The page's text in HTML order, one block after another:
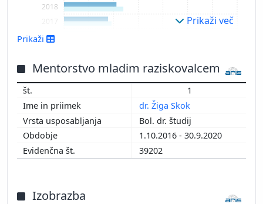
2005
2008
2009
2010
2011
2014
2016
2017
2018
Prikaži več
Prikaži
Mentorstvo mladim raziskovalcem
1
dr. Žiga Skok
Bol. dr. študij
1.10.2016 - 30.9.2020
39202
Izobrazba